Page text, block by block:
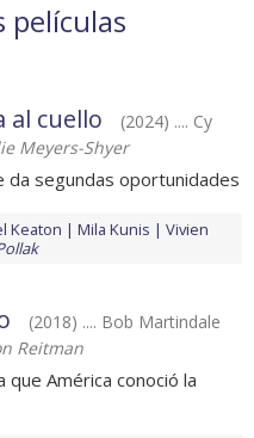
películas
al cuello
(2024) .... Cy
Meyers-Shyer
da segundas oportunidades
Keaton Mila Kunis
Vivien
(2018) .... Bob Martindale
Reitman
que América conoció la